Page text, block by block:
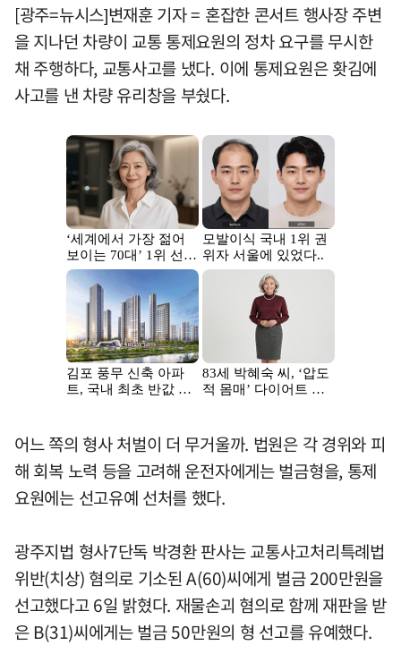
[광주=뉴시스]변재훈 기자 = 혼잡한 콘서트 행사장 주변
을 지나던 차량이 교통 통제요원의 정차 요구를 무시한
채 주행하다, 교통사고를 냈다. 이에 통제요원은 홧김에
사고를 낸 차량 유리창을 부쉈다.
어느 쪽의 형사 처벌이 더 무거울까. 법원은 각 경위와 피
해 회복 노력 등을 고려해 운전자에게는 벌금형을, 통제
요원에는 선고유예 선처를 했다.
광주지법 형사7단독 박경환 판사는 교통사고처리특례법
위반(치상) 혐의로 기소된 A(60)씨에게 벌금 200만원을
선고했다고 6일 밝혔다. 재물손괴 혐의로 함께 재판을 받
은 B(31)씨에게는 벌금 50만원의 형 선고를 유예했다.